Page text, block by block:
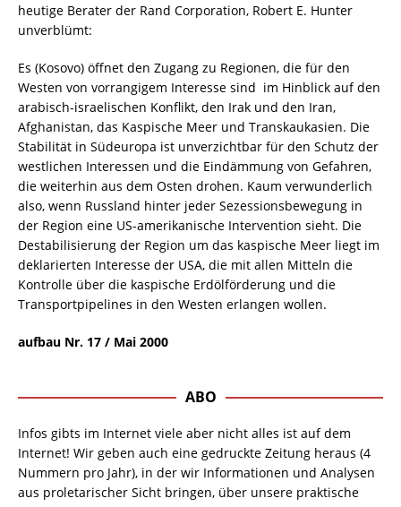
heutige Berater der Rand Corporation, Robert E. Hunter
unverblümt:
Es (Kosovo) öffnet den Zugang zu Regionen, die für den
Westen von vorrangigem Interesse sind  im Hinblick auf den
arabisch-israelischen Konflikt, den Irak und den Iran,
Afghanistan, das Kaspische Meer und Transkaukasien. Die
Stabilität in Südeuropa ist unverzichtbar für den Schutz der
westlichen Interessen und die Eindämmung von Gefahren,
die weiterhin aus dem Osten drohen. Kaum verwunderlich
also, wenn Russland hinter jeder Sezessionsbewegung in
der Region eine US-amerikanische Intervention sieht. Die
Destabilisierung der Region um das kaspische Meer liegt im
deklarierten Interesse der USA, die mit allen Mitteln die
Kontrolle über die kaspische Erdölförderung und die
Transportpipelines in den Westen erlangen wollen.
aufbau Nr. 17 / Mai 2000
ABO
Infos gibts im Internet viele aber nicht alles ist auf dem
Internet! Wir geben auch eine gedruckte Zeitung heraus (4
Nummern pro Jahr), in der wir Informationen und Analysen
aus proletarischer Sicht bringen, über unsere praktische